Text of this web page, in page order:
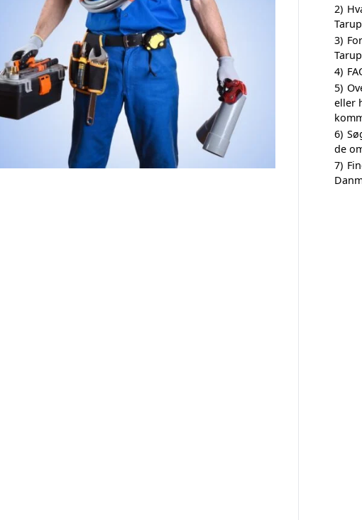
2)
3)
Tarup
4)
5)
eller
6)
de
7)